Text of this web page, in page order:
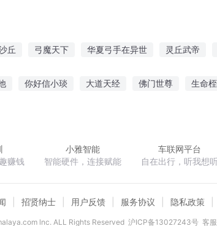
丘 弓魔天下 华夏弓手在异世 灵丘武帝
你好信小琰 大道天经 佛门世尊 生命
赚钱
小雅智能
智能硬件，连接赋能
车联网平台
自在出行，听我想
招贤纳士 用户反馈 服务协议 隐私政策
lnc. ALL Rights Reserved 沪ICP备13027243号 客